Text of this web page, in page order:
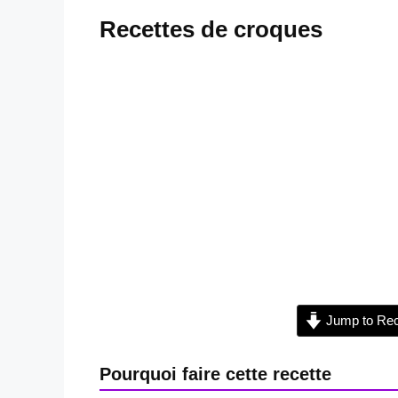
Recettes de croques
Jump to
Pourquoi faire cette recette